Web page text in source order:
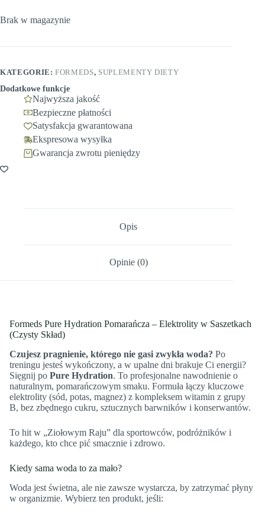
Brak w magazynie
KATEGORIE:FORMEDS, SUPLEMENTY DIETY
Dodatkowe funkcje
Najwyższa jakość
Bezpieczne płatności
Satysfakcja gwarantowana
Ekspresowa wysyłka
Gwarancja zwrotu pieniędzy
Opis
Opinie (0)
Formeds Pure Hydration Pomarańcza – Elektrolity w Saszetkach
(Czysty Skład)
Czujesz pragnienie, którego nie gasi zwykła woda? Po
treningu jesteś wykończony, a w upalne dni brakuje Ci energii?
Sięgnij po Pure Hydration. To profesjonalne nawodnienie o
naturalnym, pomarańczowym smaku. Formuła łączy kluczowe
elektrolity (sód, potas, magnez) z kompleksem witamin z grupy
B, bez zbędnego cukru, sztucznych barwników i konserwantów.
To hit w „Ziołowym Raju” dla sportowców, podróżników i
każdego, kto chce pić smacznie i zdrowo.
Kiedy sama woda to za mało?
Woda jest świetna, ale nie zawsze wystarcza, by zatrzymać płyny
w organizmie. Wybierz ten produkt, jeśli: